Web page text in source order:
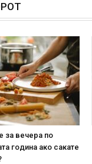
за вечера по
година ако сакате